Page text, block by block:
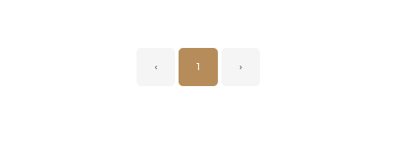
‹ 1 ›